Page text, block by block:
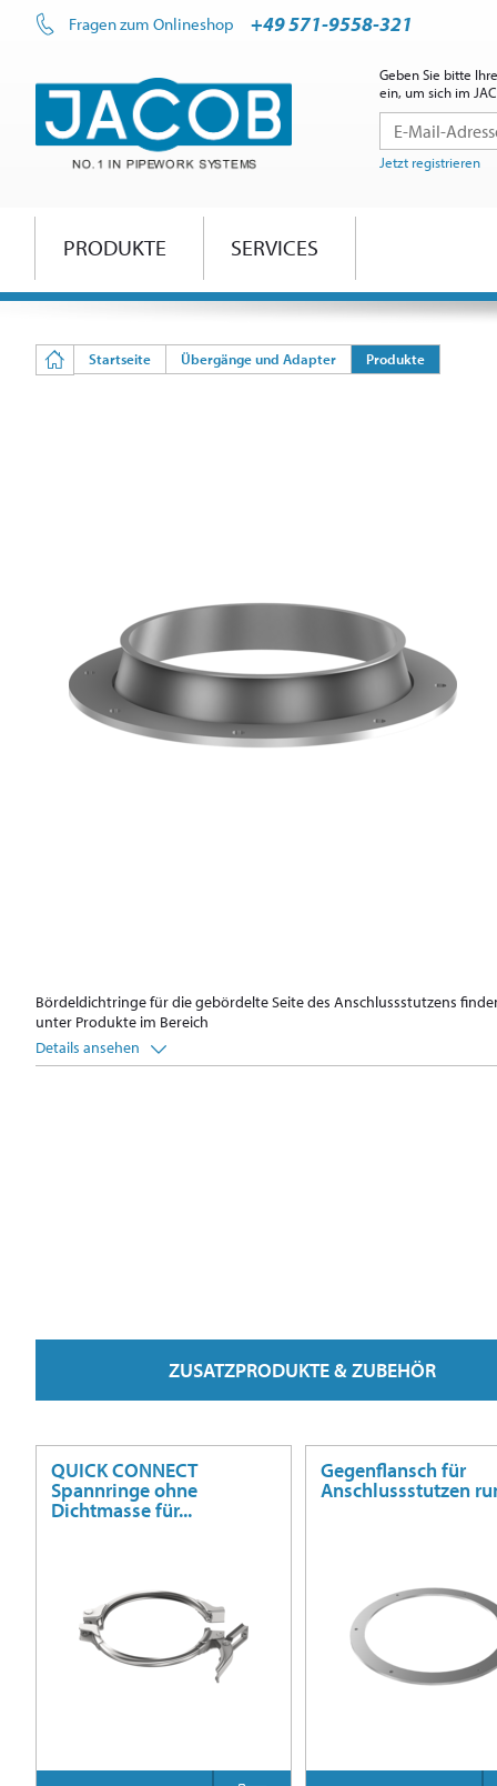
Geben Sie bitte
ein, um sich im
Jetzt registrieren
Fragen zum Onlineshop +49 571-9558-321
PRODUKTE SERVICES
Startseite Übergänge und Adapter Produkte
Bördeldichtringe für die gebördelte Seite des Anschlussstutzens
unter Produkte im Bereich
Details ansehen
ZUSATZPRODUKTE & ZUBEHÖR
QUICK CONNECT
Spannringe ohne
Dichtmasse für...
Gegenflansch für
Anschlussstutzen